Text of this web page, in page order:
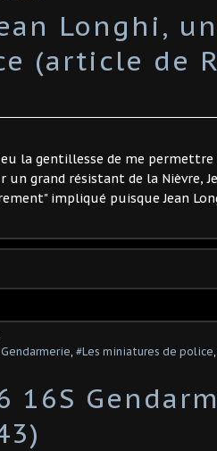
Longhi,
(article de
la gentillesse de me permettre
un grand résistant de la Nièvre,
impliqué puisque Jean
, #Les miniatures de police
16S